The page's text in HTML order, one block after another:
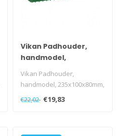
Vikan Padhouder,
handmodel,
Vikan Padhouder,
handmodel, 235x100x80mm,
€22,02 €19,83